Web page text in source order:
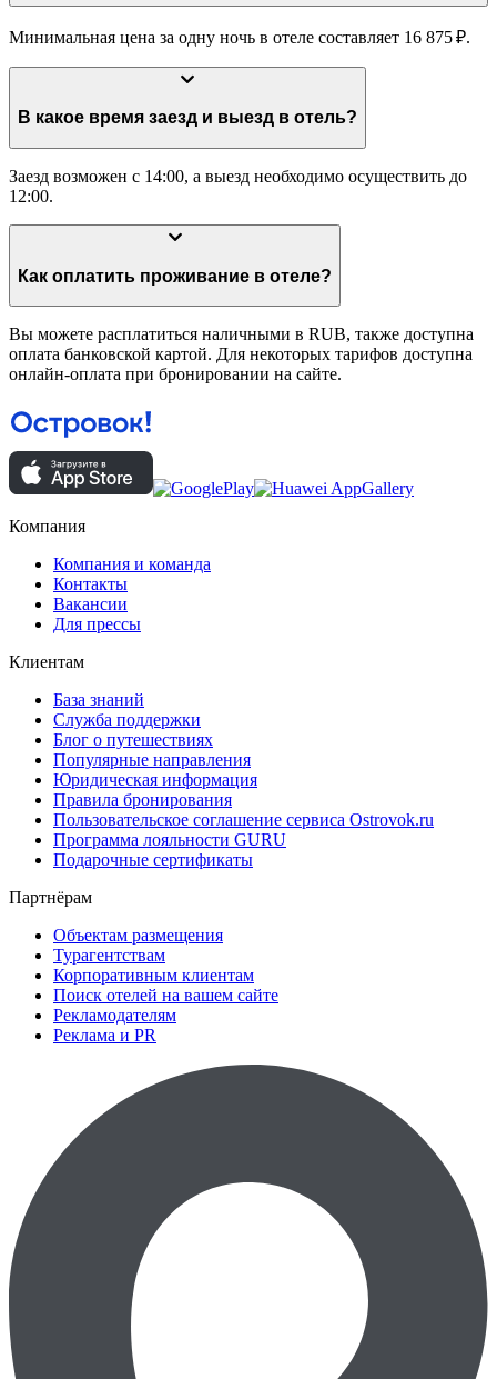
Минимальная цена за одну ночь в отеле составляет 16 875 ₽.
В какое время заезд и выезд в отель?
Заезд возможен с 14:00, а выезд необходимо осуществить до
12:00.
Как оплатить проживание в отеле?
Вы можете расплатиться наличными в RUB, также доступна
оплата банковской картой. Для некоторых тарифов доступна
онлайн-оплата при бронировании на сайте.
Компания
Компания и команда
Контакты
Вакансии
Для прессы
Клиентам
База знаний
Служба поддержки
Блог о путешествиях
Популярные направления
Юридическая информация
Правила бронирования
Пользовательское соглашение сервиса Ostrovok.ru
Программа лояльности GURU
Подарочные сертификаты
Партнёрам
Объектам размещения
Турагентствам
Корпоративным клиентам
Поиск отелей на вашем сайте
Рекламодателям
Реклама и PR